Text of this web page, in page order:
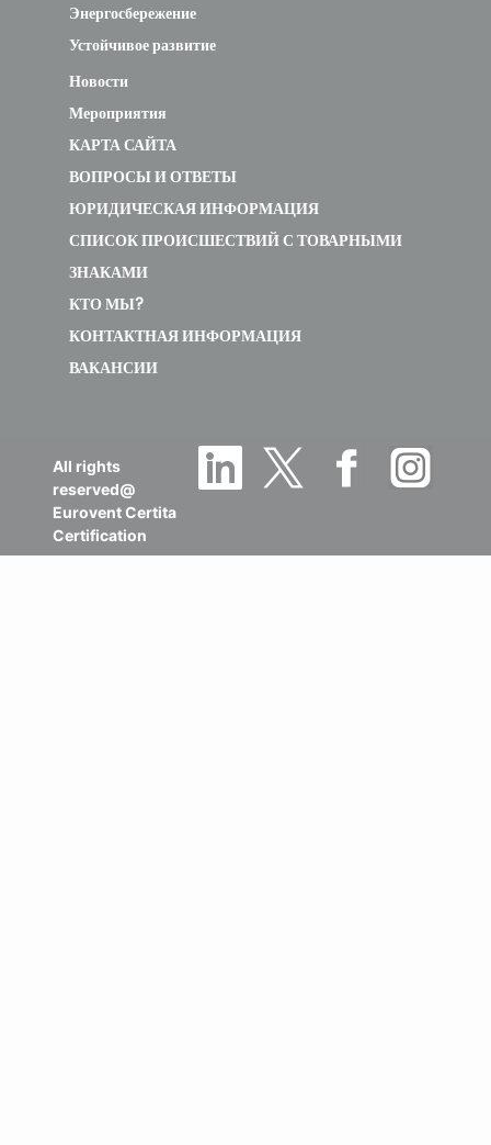
Энергосбережение
Устойчивое развитие
Новости
Мероприятия
КАРТА САЙТА
ВОПРОСЫ И ОТВЕТЫ
ЮРИДИЧЕСКАЯ ИНФОРМАЦИЯ
СПИСОК ПРОИСШЕСТВИЙ С ТОВАРНЫМИ
ЗНАКАМИ
КТО МЫ?
КОНТАКТНАЯ ИНФОРМАЦИЯ
ВАКАНСИИ
All rights
reserved@
Eurovent Certita
Certification